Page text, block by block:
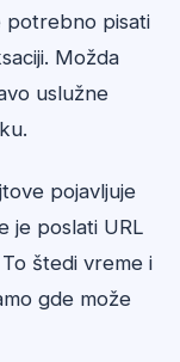
potrebno pisati
Možda
uslužne
pojavljuje
je poslati URL
štedi vreme i
gde može